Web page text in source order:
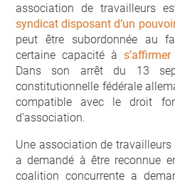
association de travailleurs
syndicat disposant d’un
peut être subordonnée au
certaine capacité à
Dans son arrêt du 13
constitutionnelle fédérale
compatible avec le droit
d’association.
Une association de travailleurs
a demandé à être reconnue
coalition concurrente a